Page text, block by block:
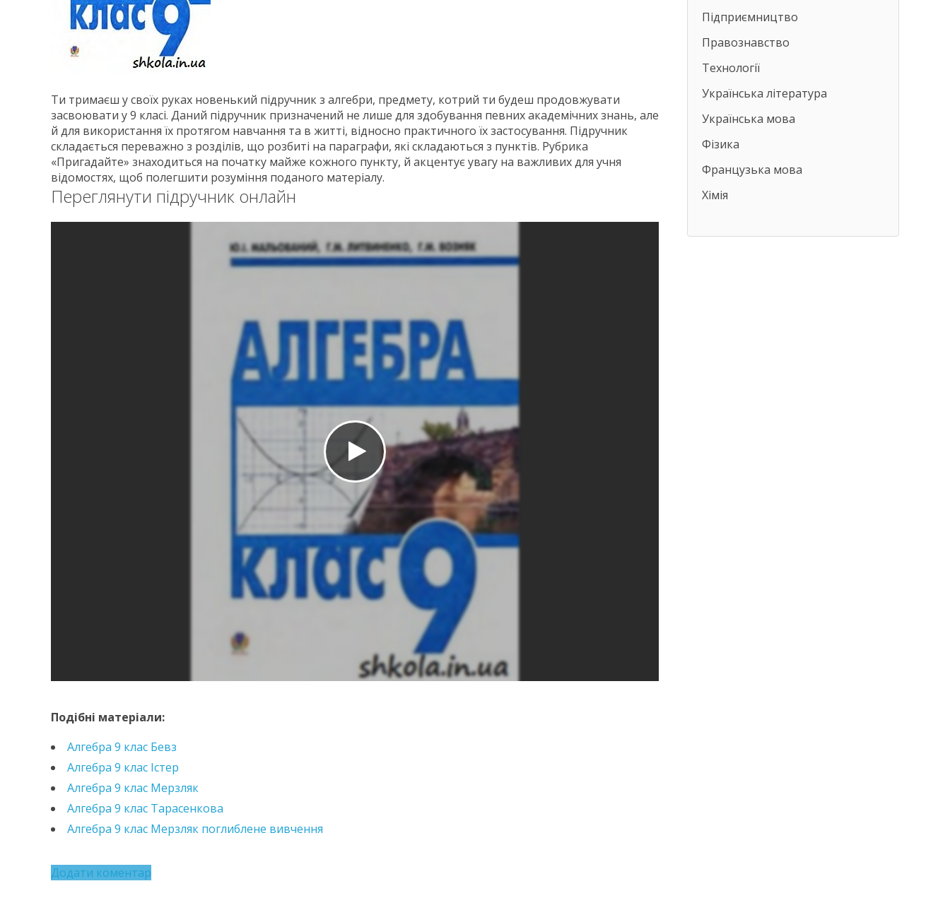
Ти тримаєш у своїх руках новенький підручник з алгебри, предмету, котрий ти будеш продовжувати
засвоювати у 9 класі. Даний підручник призначений не лише для здобування певних академічних знань, але
й для використання їх протягом навчання та в житті, відносно практичного їх застосування. Підручник
складається переважно з розділів, що розбиті на параграфи, які складаються з пунктів. Рубрика
«Пригадайте» знаходиться на початку майже кожного пункту, й акцентує увагу на важливих для учня
відомостях, щоб полегшити розуміння поданого матеріалу.
Переглянути підручник онлайн
Подібні матеріали:
Алгебра 9 клас Бевз
Алгебра 9 клас Істер
Алгебра 9 клас Мерзляк
Алгебра 9 клас Тарасенкова
Алгебра 9 клас Мерзляк поглиблене вивчення
Додати коментар
Підприємництво
Правознавство
Технології
Українська література
Українська мова
Фізика
Французька мова
Хімія